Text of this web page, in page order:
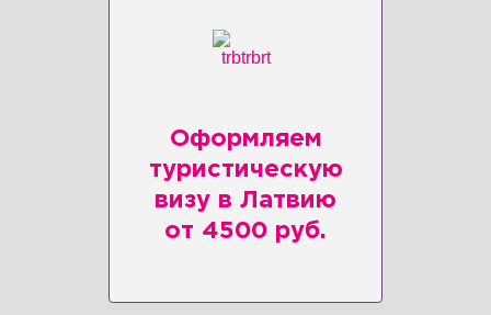
Оформляем
туристическую
визу в Латвию
от 4500 руб.